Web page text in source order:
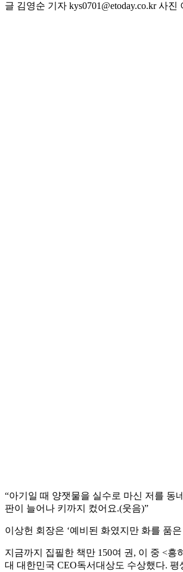
글 김영순 기자 kys0701@etoday.co.kr 사진
“아기일 때 양잿물을 실수로 마신 저를 동
판이 늘어나 키까지 컸어요.(웃음)”
이상헌 회장은 ‘예비된 화였지만 화를 품
지금까지 집필한 책만 150여 권, 이 중 <
대 대한민국 CEO독서대상도 수상했다.